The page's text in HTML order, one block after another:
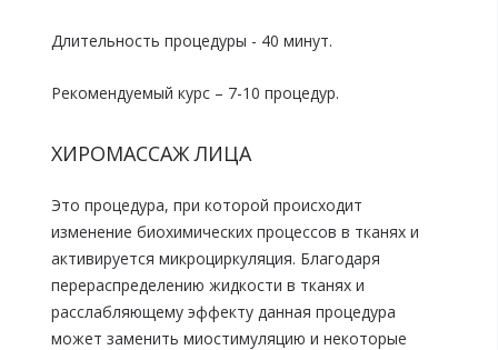
Длительность процедуры - 40 минут.
Рекомендуемый курс – 7-10 процедур.
ХИРОМАССАЖ ЛИЦА
Это процедура, при которой происходит
изменение биохимических процессов в тканях и
активируется микроциркуляция. Благодаря
перераспределению жидкости в тканях и
расслабляющему эффекту данная процедура
может заменить миостимуляцию и некоторые